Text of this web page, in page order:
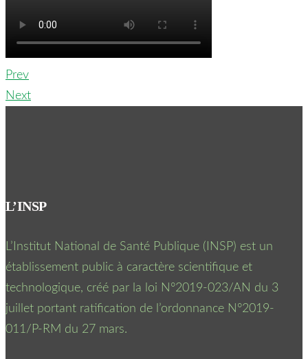
Prev
Next
L’INSP
L’Institut National de Santé Publique (INSP) est un
établissement public à caractère scientifique et
technologique, créé par la loi N°2019-023/AN du 3
juillet portant ratification de l’ordonnance N°2019-
011/P-RM du 27 mars.